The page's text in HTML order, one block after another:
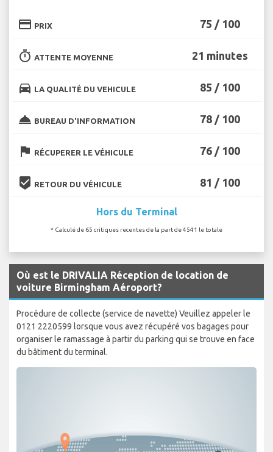
credit_card PRIX 75 / 100
timer ATTENTE MOYENNE 21 minutes
directions_car LA QUALITÉ DU VEHICULE 85 / 100
room_service BUREAU D'INFORMATION 78 / 100
flag RÉCUPERER LE VÉHICULE 76 / 100
beenhere RETOUR DU VÉHICULE 81 / 100
Hors du Terminal
* Calculé de 65 critiques recentes de la part de 4541 le totale
Où est le DRIVALIA Réception de location de
voiture Birmingham Aéroport?
Procédure de collecte (service de navette) Veuillez appeler le
0121 2220599 lorsque vous avez récupéré vos bagages pour
organiser le ramassage à partir du parking qui se trouve en face
du bâtiment du terminal.